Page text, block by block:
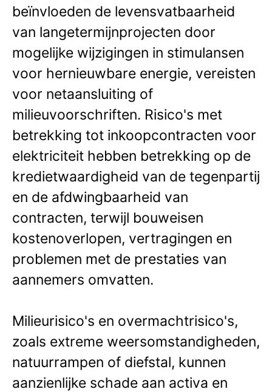
beïnvloeden de levensvatbaarheid
van langetermijnprojecten door
mogelijke wijzigingen in stimulansen
voor hernieuwbare energie, vereisten
voor netaansluiting of
milieuvoorschriften. Risico's met
betrekking tot inkoopcontracten voor
elektriciteit hebben betrekking op de
kredietwaardigheid van de tegenpartij
en de afdwingbaarheid van
contracten, terwijl bouweisen
kostenoverlopen, vertragingen en
problemen met de prestaties van
aannemers omvatten.
Milieurisico's en overmachtrisico's,
zoals extreme weersomstandigheden,
natuurrampen of diefstal, kunnen
aanzienlijke schade aan activa en